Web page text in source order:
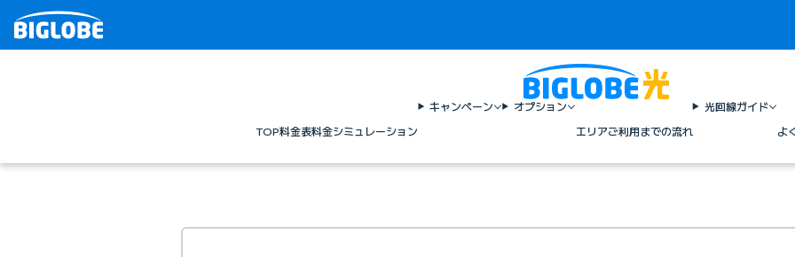
TOP料金表料金シミュレーション
キャンペーン
オプション
エリアご利用までの流れ
光回線ガイド
よ